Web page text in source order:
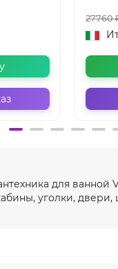
27760
для ванной
уголки,